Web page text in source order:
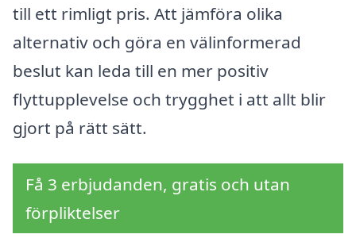
till ett rimligt pris. Att jämföra olika
alternativ och göra en välinformerad
beslut kan leda till en mer positiv
flyttupplevelse och trygghet i att allt blir
gjort på rätt sätt.
Få 3 erbjudanden, gratis och utan
förpliktelser